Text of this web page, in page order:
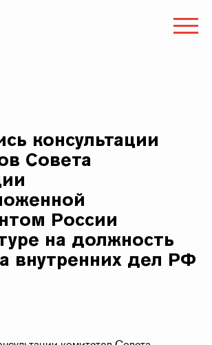
консультации
Совета
России
на должность
внутренних дел РФ